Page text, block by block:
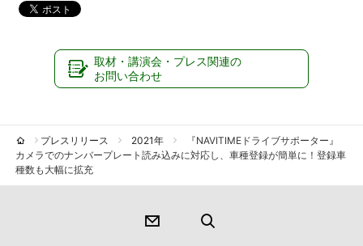
取材・講演会・プレス関連の
お問い合わせ
プレスリリース 2021年
『NAVITIMEドライブサポーター』
カメラでのナンバープレート読み込みに対応し、車種登録が簡単に！登録車
種数も大幅に拡充